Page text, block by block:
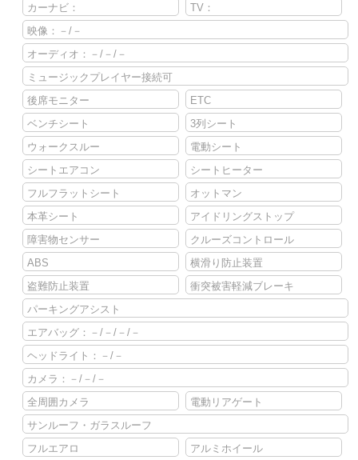
カーナビ：
TV：
映像：－/－
オーディオ：－/－/－
ミュージックプレイヤー接続可
後席モニター
ETC
ベンチシート
3列シート
ウォークスルー
電動シート
シートエアコン
シートヒーター
フルフラットシート
オットマン
本革シート
アイドリングストップ
障害物センサー
クルーズコントロール
ABS
横滑り防止装置
盗難防止装置
衝突被害軽減ブレーキ
パーキングアシスト
エアバッグ：－/－/－/－
ヘッドライト：－/－
カメラ：－/－/－
全周囲カメラ
電動リアゲート
サンルーフ・ガラスルーフ
フルエアロ
アルミホイール